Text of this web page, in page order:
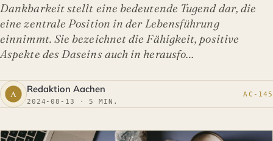
Dankbarkeit stellt eine bedeutende Tugend dar, die
eine zentrale Position in der Lebensführung
einnimmt. Sie bezeichnet die Fähigkeit, positive
Aspekte des Daseins auch in herausfo…
Redaktion Aachen
2024-08-13 · 5 MIN.
AC-145